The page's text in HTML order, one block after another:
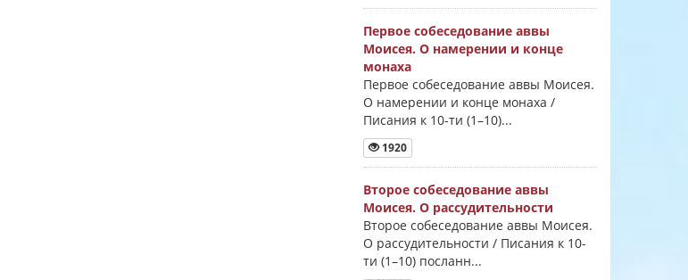
Первое собеседование аввы
Моисея. О намерении и конце
монаха
Первое собеседование аввы Моисея.
О намерении и конце монаха /
Писания к 10-ти (1–10)...
1920
Второе собеседование аввы
Моисея. О рассудительности
Второе собеседование аввы Моисея.
О рассудительности / Писания к 10-
ти (1–10) посланн...